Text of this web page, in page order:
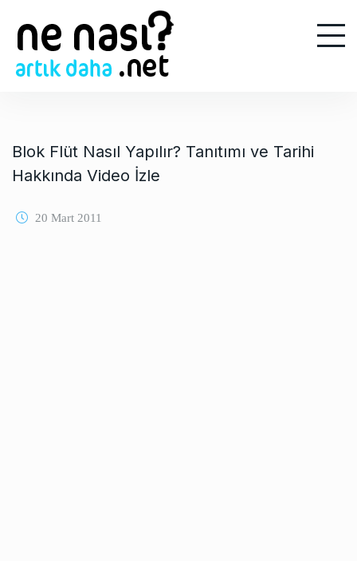
Blok Flüt Nasıl Yapılır? Tanıtımı ve Tarihi
Hakkında Video İzle
20 Mart 2011